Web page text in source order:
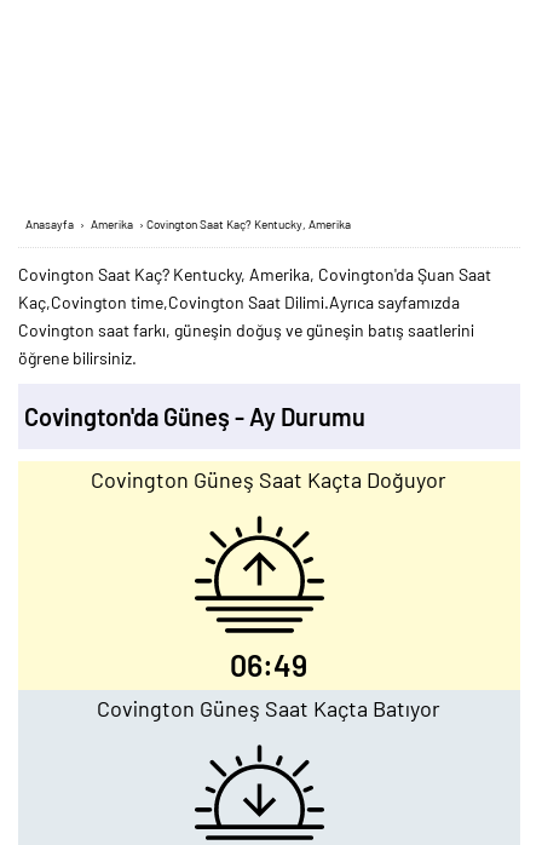
Anasayfa › Amerika › Covington Saat Kaç? Kentucky, Amerika
Covington Saat Kaç? Kentucky, Amerika, Covington'da Şuan Saat
Kaç,Covington time,Covington Saat Dilimi.Ayrıca sayfamızda
Covington saat farkı, güneşin doğuş ve güneşin batış saatlerini
öğrene bilirsiniz.
Covington'da Güneş - Ay Durumu
Covington Güneş Saat Kaçta Doğuyor
06:49
Covington Güneş Saat Kaçta Batıyor